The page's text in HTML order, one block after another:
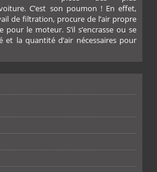
C’est son poumon ! En effet,
de filtration, procure de l’air propre
le moteur. S’il s’encrasse ou se
la quantité d’air nécessaires pour